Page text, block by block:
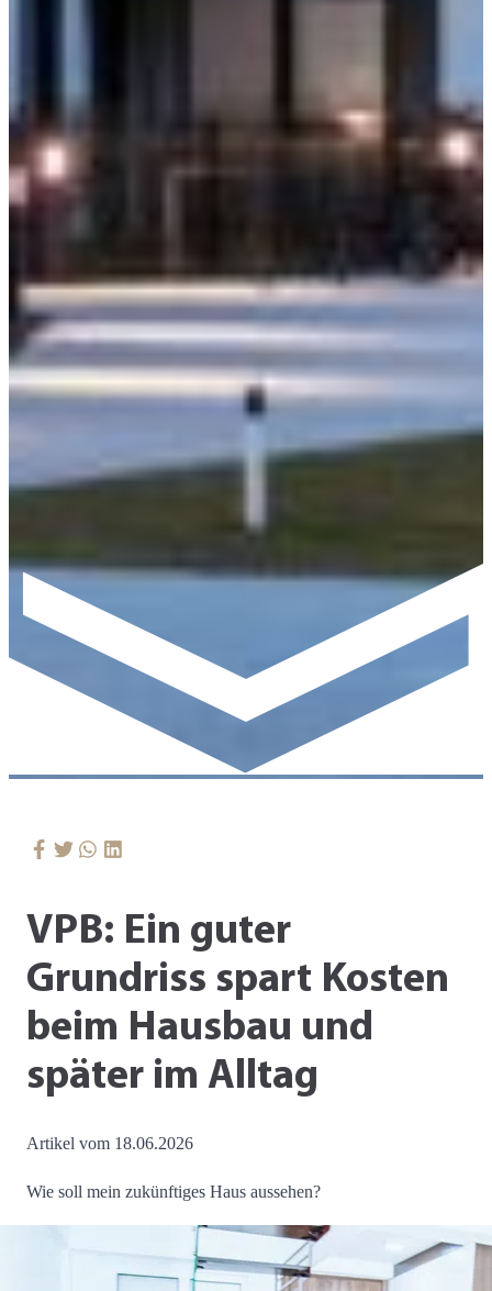
VPB: Ein guter
Grundriss spart Kosten
beim Hausbau und
später im Alltag
Artikel vom 18.06.2026
Wie soll mein zukünftiges Haus aussehen?